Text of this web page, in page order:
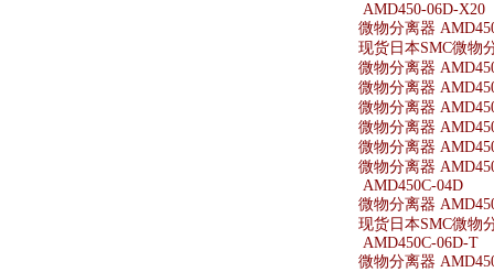
AMD450-06D-X20
微物分离器
现货日本SMC微物
微物分离器
微物分离器
微物分离器
微物分离器
微物分离器
微物分离器
AMD450C-04D
微物分离器
现货日本SMC微物
AMD450C-06D-T
微物分离器